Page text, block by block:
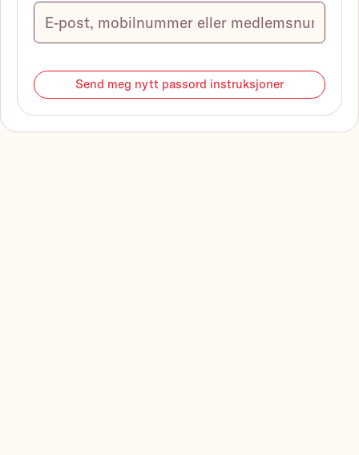
Send meg nytt passord instruksjoner